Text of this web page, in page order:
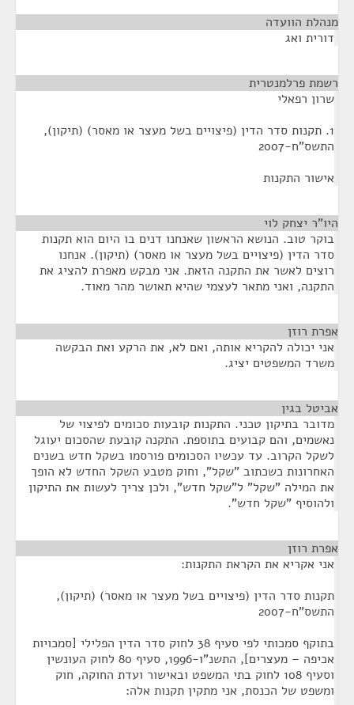
מנהלת הוועדה
דורית ואג
רשמת פרלמנטרית
שרון רפאלי
1. תקנות סדר הדין (פיצויים בשל מעצר או מאסר) (תיקון),
התשס"ח-2007
אישור התקנות
היו"ר יצחק לוי
בוקר טוב. הנושא הראשון שאנחנו דנים בו היום הוא תקנות
סדר הדין (פיצויים בשל מעצר או מאסר) (תיקון). אנחנו
רוצים לאשר את התקנה הזאת. אני מבקש מאפרת להציג את
התקנה, ואני מתאר לעצמי שהיא תאושר מהר מאוד.
אפרת רוזן
אני יכולה להקריא אותה, ואם לא, את הרקע ואת הבקשה
משרד המשפטים יציג.
אביטל בגין
מדובר בתיקון טכני. התקנות קובעות סכומים לפיצוי של
נאשמים, והם קבועים בתוספת. התקנה קובעת שהסכום יעוגל
לשקל הקרוב. עד עכשיו הסכומים פורסמו בשקל חדש בשנים
האחרונות כשכתוב "שקל", וחוק מטבע השקל החדש לא הופך
את המילה "שקל" ל"שקל חדש", ולכן צריך לעשות את התיקון
ולהוסיף "שקל חדש".
אפרת רוזן
אני אקריא את הקראת התקנות:
תקנות סדר הדין (פיצויים בשל מעצר או מאסר) (תיקון),
התשס"ח-2007
בתוקף סמכותי לפי סעיף 38 לחוק סדר הדין הפלילי [סמכויות
אכיפה – מעצרים], התשנ"ו-1996, סעיף 80 לחוק העונשין
וסעיף 108 לחוק בתי המשפט ובאישור ועדת החוקה, חוק
ומשפט של הכנסת, אני מתקין תקנות אלה: